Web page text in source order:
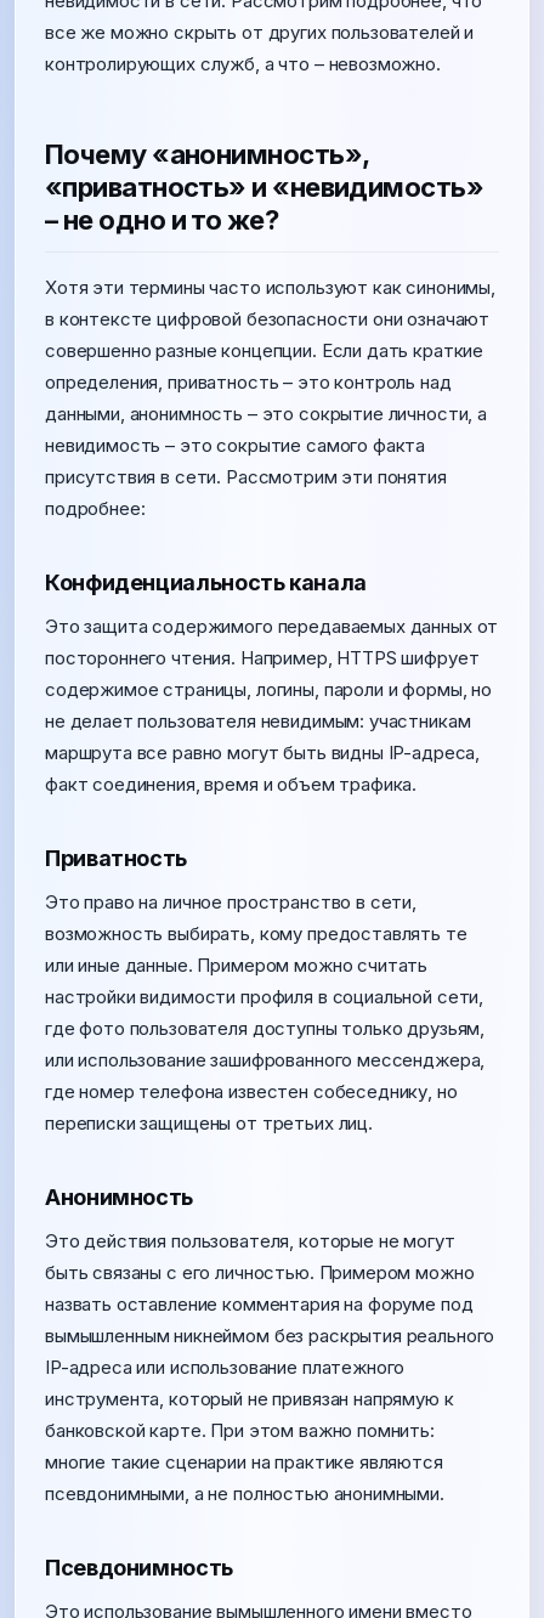
все же можно скрыть от других пользователей и
контролирующих служб, а что – невозможно.
Почему «анонимность»,
«приватность» и «невидимость»
– не одно и то же?
Хотя эти термины часто используют как синонимы,
в контексте цифровой безопасности они означают
совершенно разные концепции. Если дать краткие
определения, приватность – это контроль над
данными, анонимность – это сокрытие личности, а
невидимость – это сокрытие самого факта
присутствия в сети. Рассмотрим эти понятия
подробнее:
Конфиденциальность канала
Это защита содержимого передаваемых данных от
постороннего чтения. Например, HTTPS шифрует
содержимое страницы, логины, пароли и формы, но
не делает пользователя невидимым: участникам
маршрута все равно могут быть видны IP-адреса,
факт соединения, время и объем трафика.
Приватность
Это право на личное пространство в сети,
возможность выбирать, кому предоставлять те
или иные данные. Примером можно считать
настройки видимости профиля в социальной сети,
где фото пользователя доступны только друзьям,
или использование зашифрованного мессенджера,
где номер телефона известен собеседнику, но
переписки защищены от третьих лиц.
Анонимность
Это действия пользователя, которые не могут
быть связаны с его личностью. Примером можно
назвать оставление комментария на форуме под
вымышленным никнеймом без раскрытия реального
IP-адреса или использование платежного
инструмента, который не привязан напрямую к
банковской карте. При этом важно помнить:
многие такие сценарии на практике являются
псевдонимными, а не полностью анонимными.
Псевдонимность
Это использование вымышленного имени вместо